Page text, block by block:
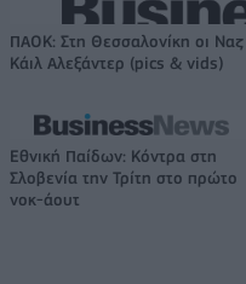
ΠΑΟΚ: Στη Θεσσαλονίκη οι
Κάιλ Αλεξάντερ (pics & vids)
Εθνική Παίδων: Κόντρα στη
Σλοβενία την Τρίτη στο πρώτο
νοκ-άουτ